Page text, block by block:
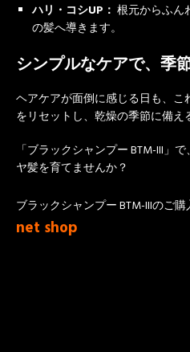
ハリ・コシUP： 根元からふん
の髪へ導きます。
シンプルなケアで、季
ヘアケアが面倒に感じる日も、こ
をリセットし、乾燥の季節に備え
「ブラックシャンプー BTM-III」
ヤ髪を育てませんか？
ブラックシャンプー BTM-IIIのご
net shop